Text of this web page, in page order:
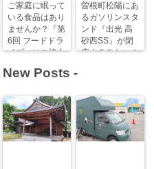
ご家庭に眠って
いる食品はあり
ませんか？『第
6回 フードドラ
イブ』にご協力
曽根町松陽にあ
るガソリンスタ
ンド『出光 高
砂西SS』が閉
店するみたい！
New Posts -